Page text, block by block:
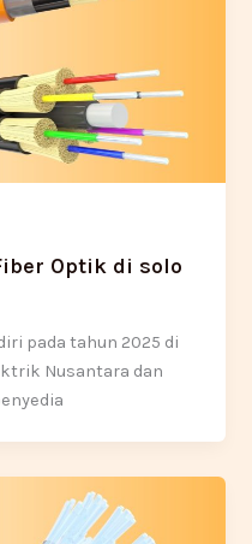
Optik di solo
pada tahun 2025 di
Nusantara dan